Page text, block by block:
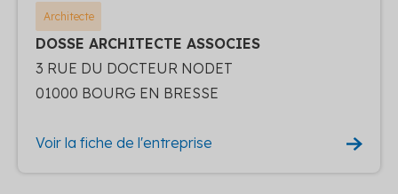
Architecte
DOSSE ARCHITECTE ASSOCIES
3 RUE DU DOCTEUR NODET
01000 BOURG EN BRESSE
Voir la fiche de l'entreprise